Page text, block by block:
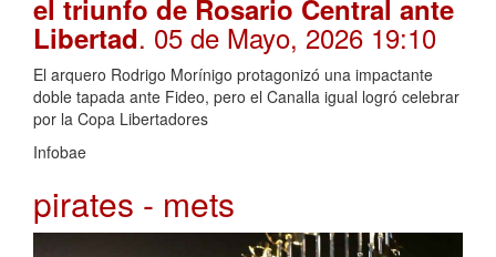
el triunfo de Rosario Central ante
Libertad. 05 de Mayo, 2026 19:10
El arquero Rodrigo Morínigo protagonizó una impactante
doble tapada ante Fideo, pero el Canalla igual logró celebrar
por la Copa Libertadores
Infobae
pirates - mets